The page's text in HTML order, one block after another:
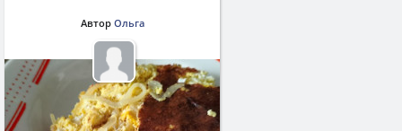
Автор Ольга